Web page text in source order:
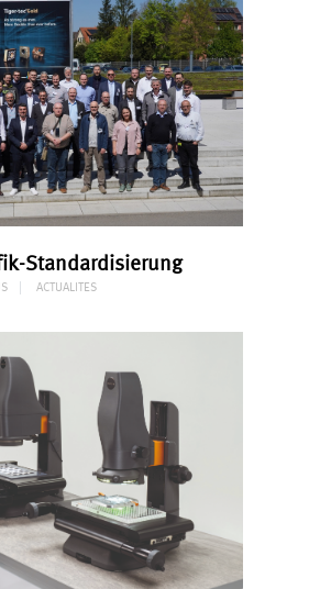
Standardisierung
ACTUALITES